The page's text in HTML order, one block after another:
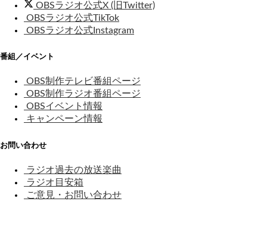
OBSラジオ公式X (旧Twitter)
OBSラジオ公式TikTok
OBSラジオ公式Instagram
番組／イベント
OBS制作テレビ番組ページ
OBS制作ラジオ番組ページ
OBSイベント情報
キャンペーン情報
お問い合わせ
ラジオ過去の放送楽曲
ラジオ目安箱
ご意見・お問い合わせ